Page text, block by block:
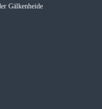
Gälkenheide